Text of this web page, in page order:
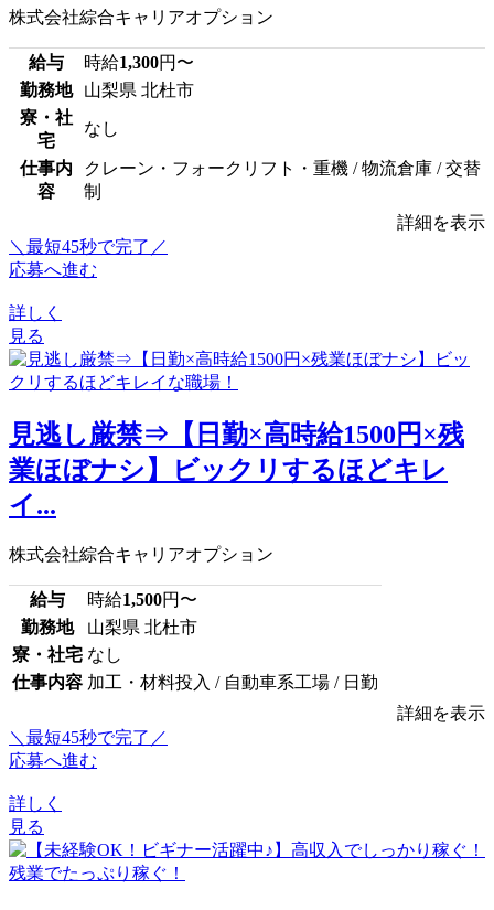
株式会社綜合キャリアオプション
給与 時給1,300円〜
勤務地
山梨県 北杜市
寮・社
宅
なし
仕事内
容
クレーン・フォークリフト・重機 / 物流倉庫 / 交替
制
詳細を表示
＼最短45秒で完了／
応募へ進む
詳しく
見る
見逃し厳禁⇒【日勤×高時給1500円×残
業ほぼナシ】ビックリするほどキレ
イ...
株式会社綜合キャリアオプション
給与 時給1,500円〜
勤務地
山梨県 北杜市
寮・社宅 なし
仕事内容 加工・材料投入 / 自動車系工場 / 日勤
詳細を表示
＼最短45秒で完了／
応募へ進む
詳しく
見る